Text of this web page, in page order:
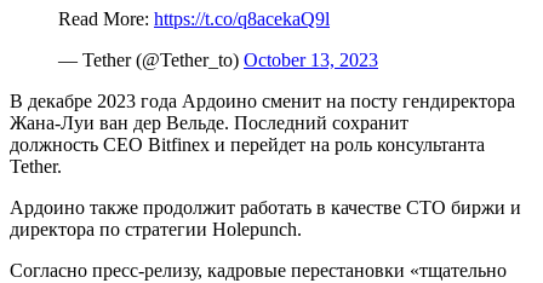
Read More: https://t.co/q8acekaQ9l
— Tether (@Tether_to) October 13, 2023
В декабре 2023 года Ардоино сменит на посту гендиректора
Жана-Луи ван дер Вельде. Последний сохранит
должность CEO Bitfinex и перейдет на роль консультанта
Tether.
Ардоино также продолжит работать в качестве CTO биржи и
директора по стратегии Holepunch.
Согласно пресс-релизу, кадровые перестановки «тщательно